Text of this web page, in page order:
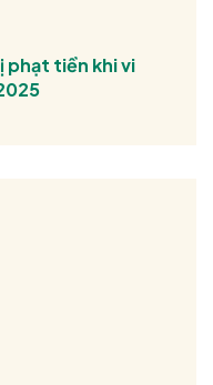
phạt tiền khi vi